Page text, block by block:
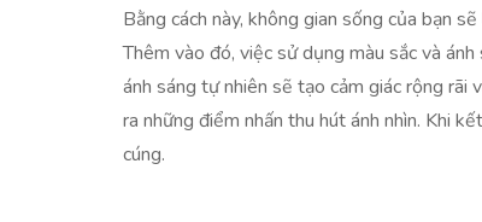
Bằng cách này, không gian sống của bạn
Thêm vào đó, việc sử dụng màu sắc và
ánh sáng tự nhiên sẽ tạo cảm giác rộng rãi
ra những điểm nhấn thu hút ánh nhìn. Khi
cúng.